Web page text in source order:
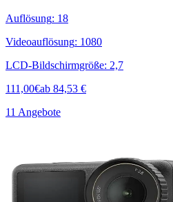
Auflösung: 18
Videoauflösung: 1080
LCD-Bildschirmgröße: 2,7
111,00€ab 84,53 €
11 Angebote